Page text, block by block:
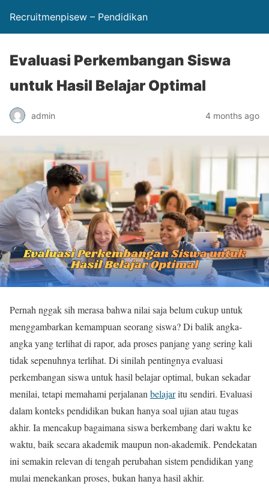
Recruitmenpisew – Pendidikan
Evaluasi Perkembangan Siswa
untuk Hasil Belajar Optimal
admin 4 months ago
Pernah nggak sih merasa bahwa nilai saja belum cukup untuk
menggambarkan kemampuan seorang siswa? Di balik angka-
angka yang terlihat di rapor, ada proses panjang yang sering kali
tidak sepenuhnya terlihat. Di sinilah pentingnya evaluasi
perkembangan siswa untuk hasil belajar optimal, bukan sekadar
menilai, tetapi memahami perjalanan belajaritu sendiri. Evaluasi
dalam konteks pendidikan bukan hanya soal ujian atau tugas
akhir. Ia mencakup bagaimana siswa berkembang dari waktu ke
waktu, baik secara akademik maupun non-akademik. Pendekatan
ini semakin relevan di tengah perubahan sistem pendidikan yang
mulai menekankan proses, bukan hanya hasil akhir.